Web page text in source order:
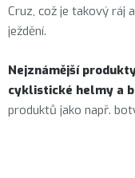
Doplňky a oblečení
Kontakt Servisní a
Moje objednávka
Cruz, což je takový ráj
ježdění.
Nejznámější
cyklistické helmy a
produktů jako např.